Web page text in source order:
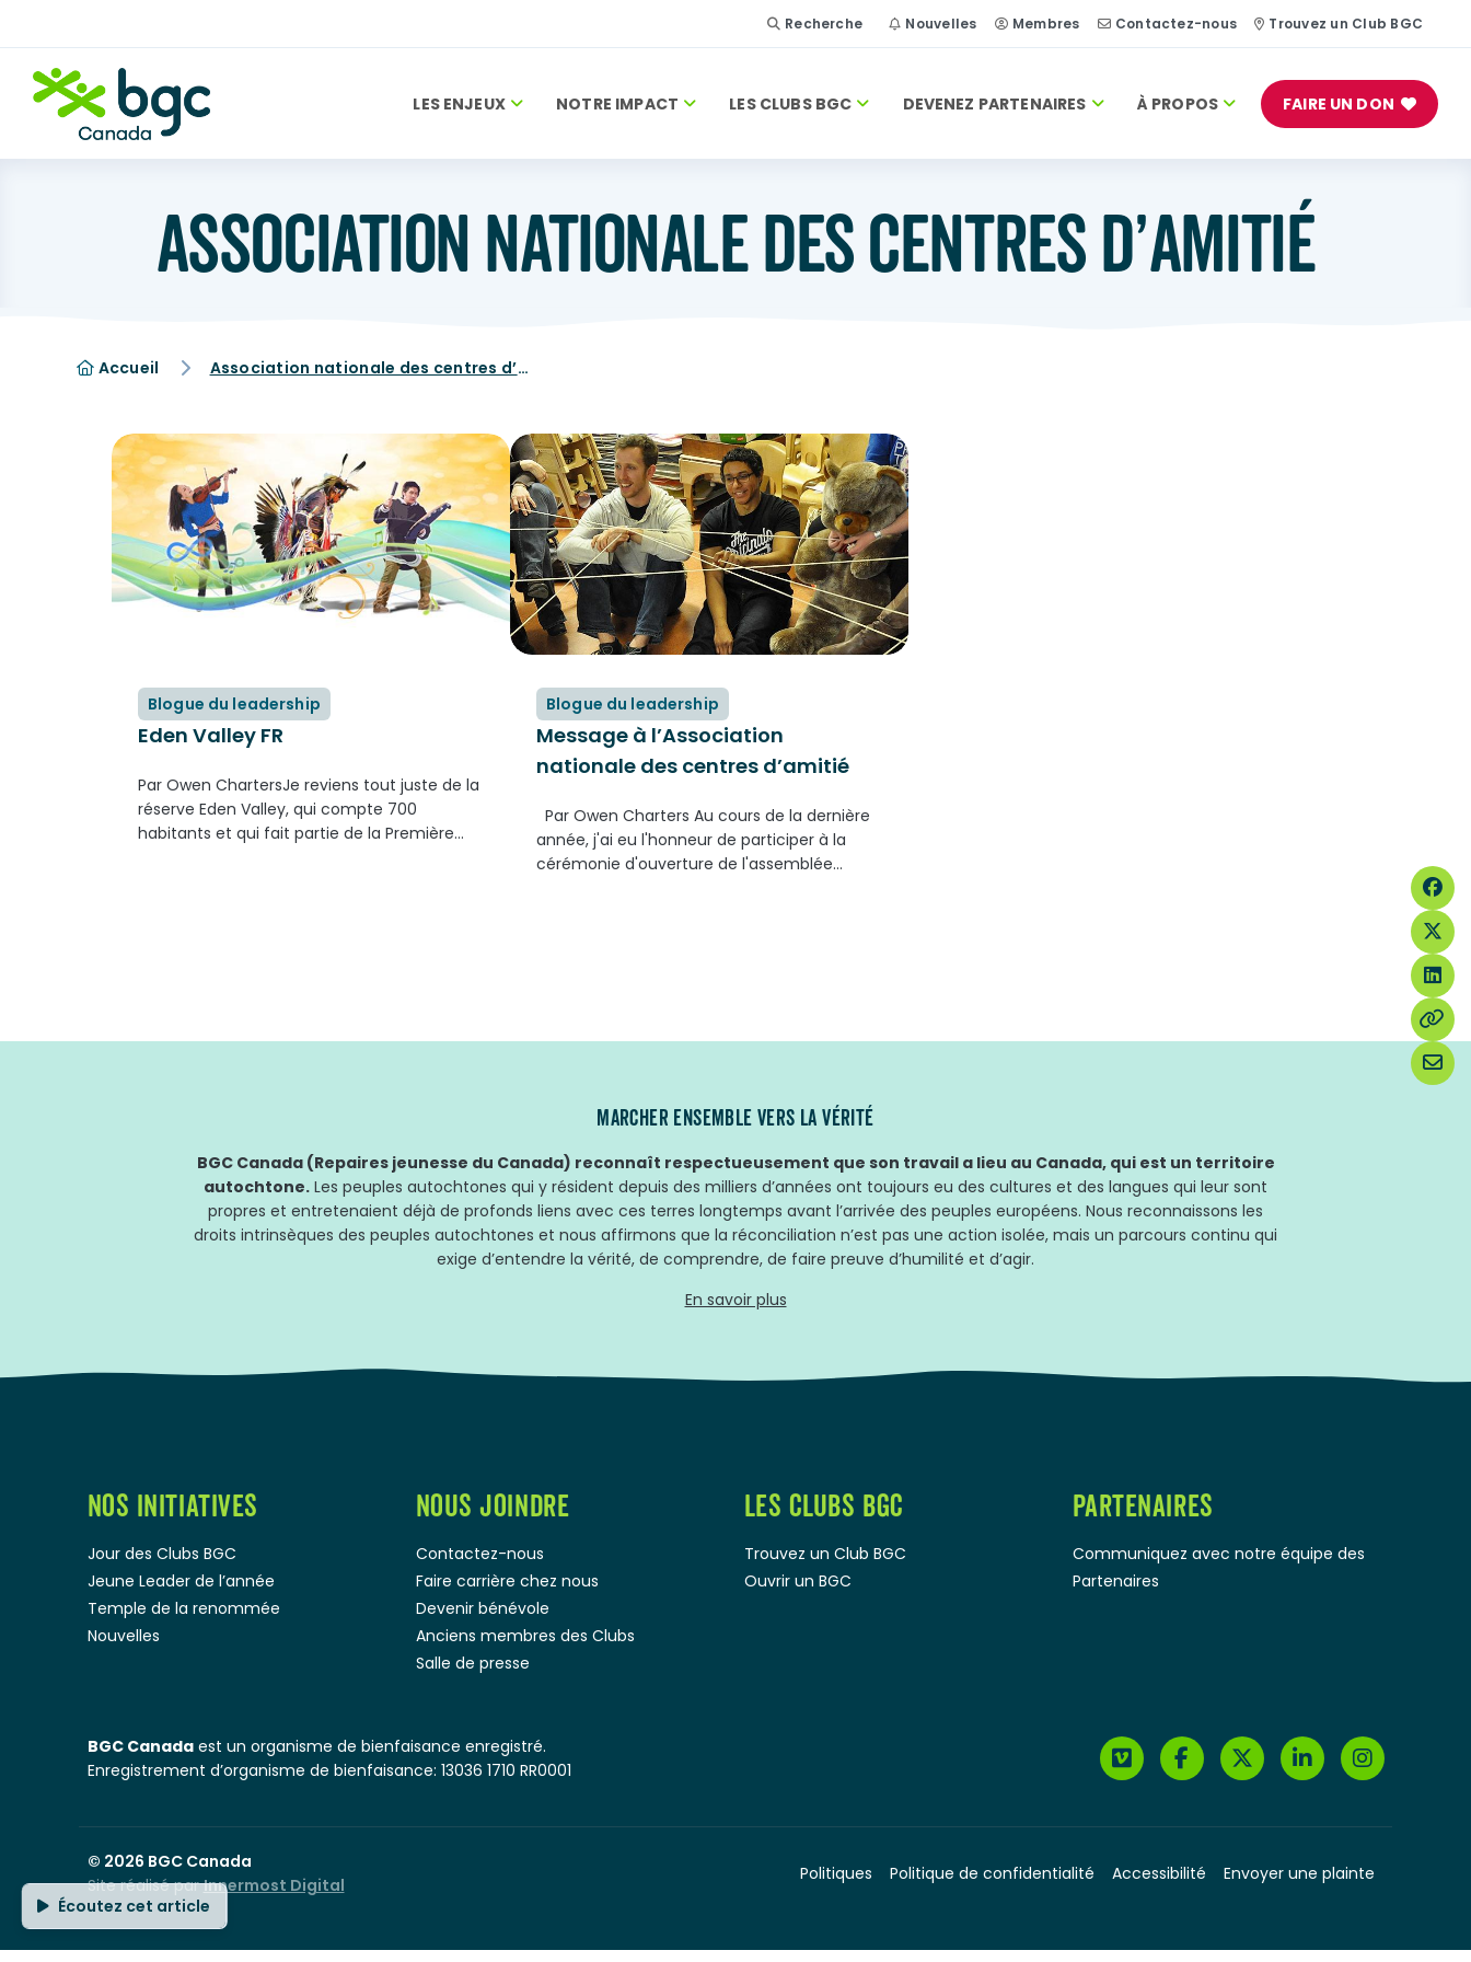
Recherche Nouvelles Membres Contactez-nous Trouvez un Club BGC
LES ENJEUX NOTRE IMPACT LES CLUBS BGC DEVENEZ PARTENAIRES À PROPOS FAIRE UN DON
ASSOCIATION NATIONALE DES CENTRES D’AMITIÉ
Accueil Association nationale des centres d’amitié
Blogue du leadership
Eden Valley FR
Par Owen ChartersJe reviens tout juste de la
réserve Eden Valley, qui compte 700
habitants et qui fait partie de la Première
Blogue du leadership
Message à l’Association
nationale des centres d’amitié
Par Owen Charters Au cours de la dernière
année, j'ai eu l'honneur de participer à la
cérémonie d'ouverture de l'assemblée
MARCHER ENSEMBLE VERS LA VÉRITÉ
BGC Canada (Repaires jeunesse du Canada) reconnaît respectueusement que son travail a lieu au Canada, qui est un territoire
autochtone. Les peuples autochtones qui y résident depuis des milliers d’années ont toujours eu des cultures et des langues qui leur sont
propres et entretenaient déjà de profonds liens avec ces terres longtemps avant l’arrivée des peuples européens. Nous reconnaissons les
droits intrinsèques des peuples autochtones et nous affirmons que la réconciliation n’est pas une action isolée, mais un parcours continu qui
exige d’entendre la vérité, de comprendre, de faire preuve d’humilité et d’agir.
En savoir plus
NOS INITIATIVES
Jour des Clubs BGC
Jeune Leader de l’année
Temple de la renommée
Nouvelles
NOUS JOINDRE
Contactez-nous
Faire carrière chez nous
Devenir bénévole
Anciens membres des Clubs
Salle de presse
LES CLUBS BGC
Trouvez un Club BGC
Ouvrir un BGC
PARTENAIRES
Communiquez avec notre équipe des
Partenaires
BGC Canadaest un organisme de bienfaisance enregistré.
Enregistrement d’organisme de bienfaisance: 13036 1710 RR0001
© 2026 BGC Canada
Site réalisé parInnermost Digital
Politiques Politique de confidentialité Accessibilité
Envoyer une plainte
Écoutez cet article